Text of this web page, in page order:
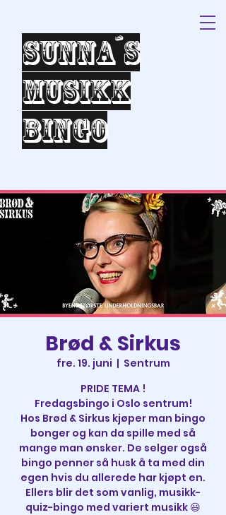
Sunna´s
Musikk
bingo
Brød & Sirkus
fre. 19. juni
  |
Sentrum
PRIDE TEMA !
Fredagsbingo i Oslo sentrum!
Hos Brød & Sirkus kjøper man bingo
bonger og kan da spille med så
mange man ønsker. De selger også
bingo penner så husk å ta med din
egen hvis du allerede har kjøpt en.
Ellers blir det som vanlig, musikk-
quiz-bingo med variert musikk 😃